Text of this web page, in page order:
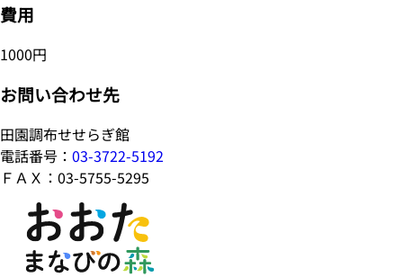
費用
1000円
お問い合わせ先
田園調布せせらぎ館
電話番号： 03-3722-5192
ＦＡＸ：03-5755-5295